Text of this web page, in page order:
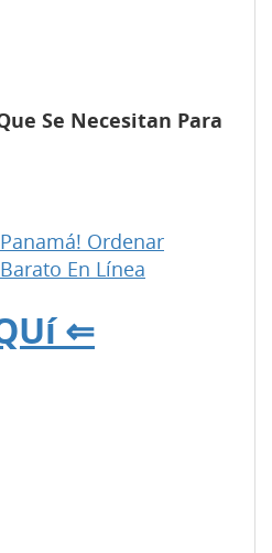
Se Necesitan Para
Ordenar
En Línea
⇐